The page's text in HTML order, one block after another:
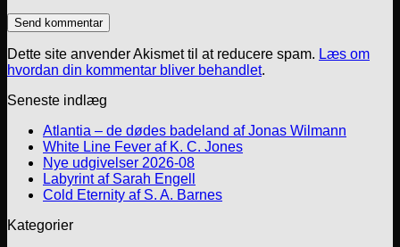
Dette site anvender Akismet til at reducere spam. Læs om
hvordan din kommentar bliver behandlet.
Seneste indlæg
Atlantia – de dødes badeland af Jonas Wilmann
White Line Fever af K. C. Jones
Nye udgivelser 2026-08
Labyrint af Sarah Engell
Cold Eternity af S. A. Barnes
Kategorier